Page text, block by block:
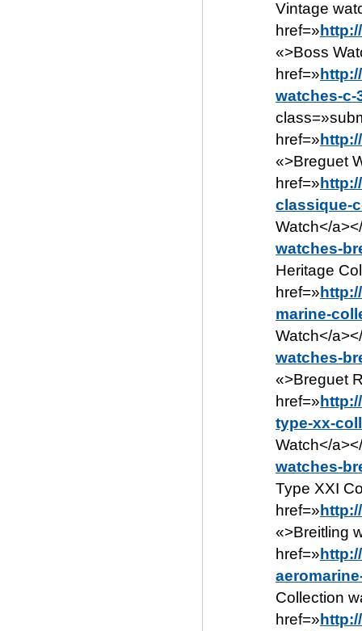
Vintage
href=»
«>Boss
href=»
watches-c-
href=»
«>Breguet
href=»
classique-
Watch</
watches-
Heritage
href=»
marine-
Watch</
watches-
«>Breguet
href=»
type-xx-
Watch</
watches-
Type XXI
href=»
«>Breitling
href=»
Collection
href=»